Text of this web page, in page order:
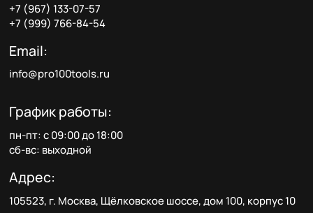
+7 (967) 133-07-57
+7 (999) 766-84-54
Email:
info@pro100tools.ru
График работы:
пн-пт: с 09:00 до 18:00
сб-вс: выходной
Адрес:
105523, г. Москва, Щёлковское шоссе, дом 100, корпус 10